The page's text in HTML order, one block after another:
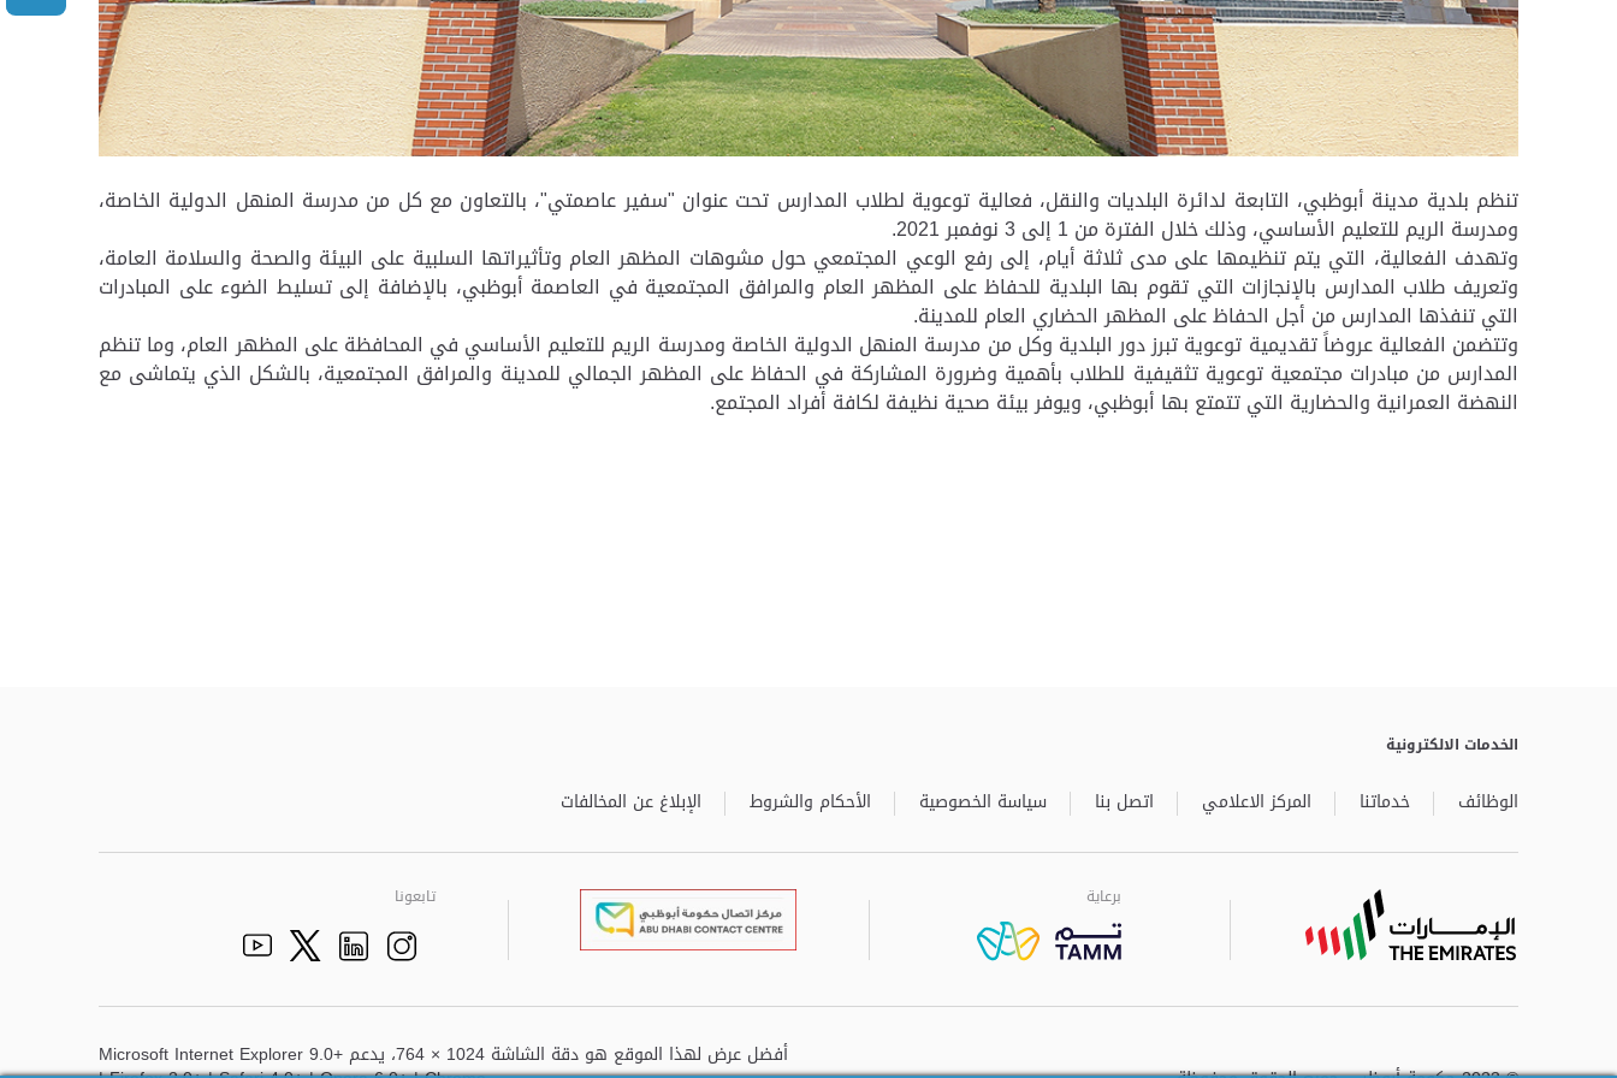
تنظم بلدية مدينة أبوظبي، التابعة لدائرة البلديات والنقل، فعالية توعوية لطلاب المدارس تحت عنوان "سفير عاصمتي"، بالتعاون مع كل من مدرسة المنهل الدولية الخاصة،
ومدرسة الريم للتعليم الأساسي، وذلك خلال الفترة من 1 إلى 3 نوفمبر 2021.
وتهدف الفعالية، التي يتم تنظيمها على مدى ثلاثة أيام، إلى رفع الوعي المجتمعي حول مشوهات المظهر العام وتأثيراتها السلبية على البيئة والصحة والسلامة العامة،
وتعريف طلاب المدارس بالإنجازات التي تقوم بها البلدية للحفاظ على المظهر العام والمرافق المجتمعية في العاصمة أبوظبي، بالإضافة إلى تسليط الضوء على المبادرات
التي تنفذها المدارس من أجل الحفاظ على المظهر الحضاري العام للمدينة.
وتتضمن الفعالية عروضاً تقديمية توعوية تبرز دور البلدية وكل من مدرسة المنهل الدولية الخاصة ومدرسة الريم للتعليم الأساسي في المحافظة على المظهر العام، وما تنظم
المدارس من مبادرات مجتمعية توعوية تثقيفية للطلاب بأهمية وضرورة المشاركة في الحفاظ على المظهر الجمالي للمدينة والمرافق المجتمعية، بالشكل الذي يتماشى مع
النهضة العمرانية والحضارية التي تتمتع بها أبوظبي، ويوفر بيئة صحية نظيفة لكافة أفراد المجتمع.
الخدمات الالكترونية
الوظائف خدماتنا المركز الاعلامي اتصل بنا سياسة الخصوصية الأحكام والشروط الإبلاغ عن المخالفات
تابعونا
Facebook
Instagramالذهاب الى تم
Twitter
Youtube برعاية
برعاية
برعاية برعاية
أفضل عرض لهذا الموقع هو دقة الشاشة 1024 × 764، يدعم Microsoft Internet Explorer 9.0+